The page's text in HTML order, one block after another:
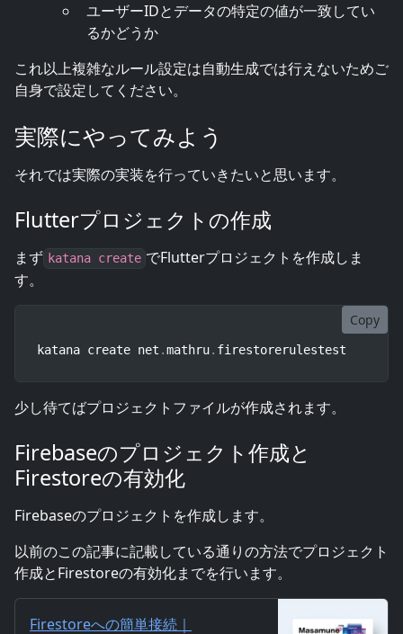
ユーザーIDとデータの特定の値が一致してい
るかどうか
これ以上複雑なルール設定は自動生成では行えないためご
自身で設定してください。
実際にやってみよう
それでは実際の実装を行っていきたいと思います。
Flutterプロジェクトの作成
まず katana create でFlutterプロジェクトを作成しま
す。
Copy
katana create net .mathru. firestorerulestest
少し待てばプロジェクトファイルが作成されます。
Firebaseのプロジェクト作成と
Firestoreの有効化
Firebaseのプロジェクトを作成します。
以前のこの記事に記載している通りの方法でプロジェクト
作成とFirestoreの有効化までを行います。
Firestoreへの簡単接続｜